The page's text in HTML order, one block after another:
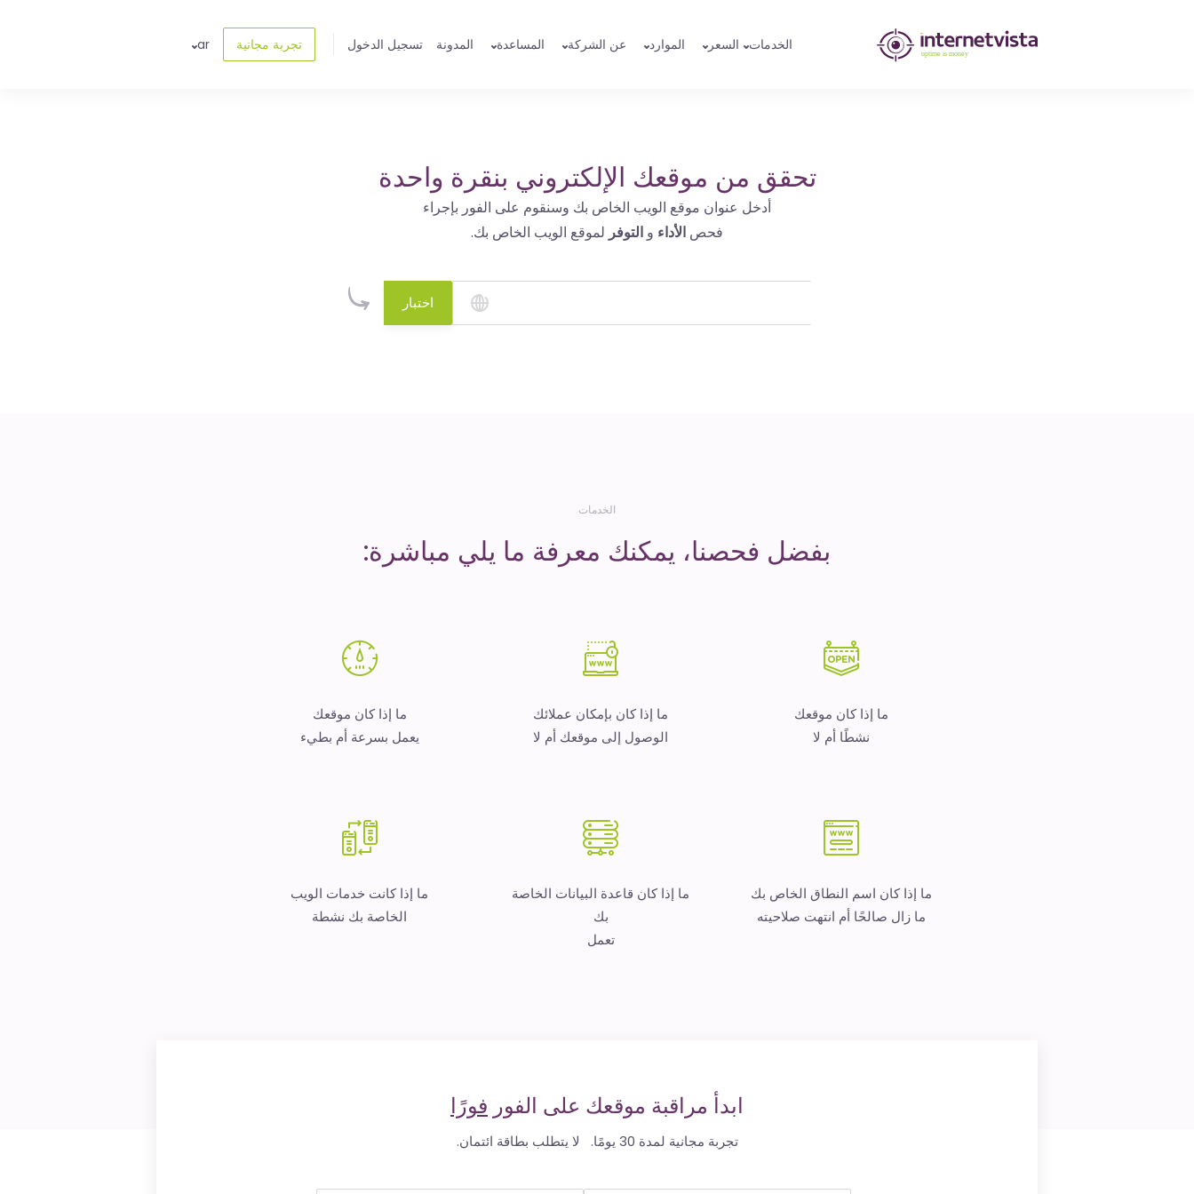
مراقبة
الخدمات السعر الموارد عن الشركة المساعدة المدونة تسجيل الدخول تجربة مجانية ar
تحقق من موقعك الإلكتروني بنقرة واحدة
أدخل عنوان موقع الويب الخاص بك وسنقوم على الفور بإجراء
فحص الأداء و التوفر لموقع الويب الخاص بك.
اختبار
الخدمات
بفضل فحصنا، يمكنك معرفة ما يلي مباشرة:
ما إذا كان موقعك
نشطًا أم لا
ما إذا كان بإمكان عملائك
الوصول إلى موقعك أم لا
ما إذا كان موقعك
يعمل بسرعة أم بطيء
ما إذا كان اسم النطاق الخاص بك
ما زال صالحًا أم انتهت صلاحيته
ما إذا كان قاعدة البيانات الخاصة
بك
تعمل
ما إذا كانت خدمات الويب
الخاصة بك نشطة
ابدأ مراقبة موقعك على الفور فورًا
تجربة مجانية لمدة 30 يومًا. لا يتطلب بطاقة ائتمان.